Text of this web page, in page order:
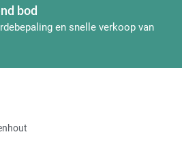
bod
en snelle verkoop van